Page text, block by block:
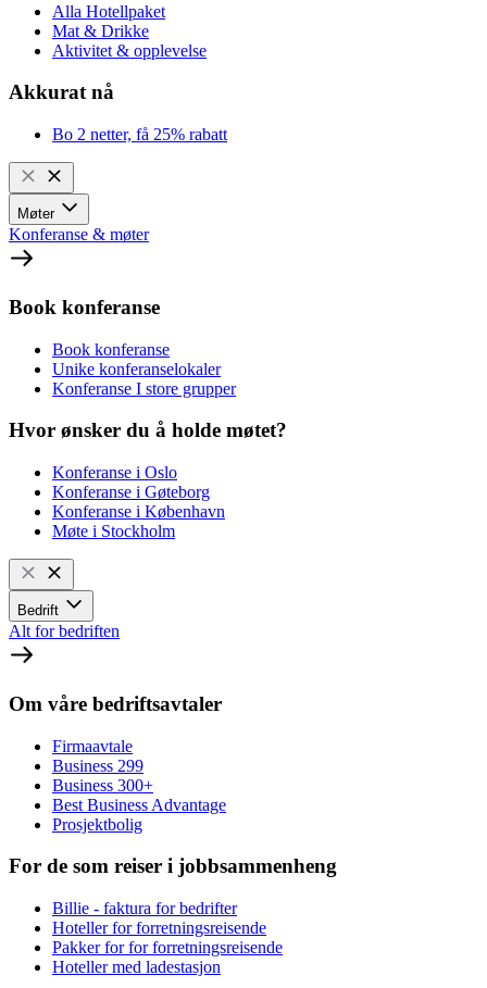
Alla Hotellpaket
Mat & Drikke
Aktivitet & opplevelse
Akkurat nå
Bo 2 netter, få 25% rabatt
Møter
Konferanse & møter
Book konferanse
Book konferanse
Unike konferanselokaler
Konferanse I store grupper
Hvor ønsker du å holde møtet?
Konferanse i Oslo
Konferanse i Gøteborg
Konferanse i København
Møte i Stockholm
Bedrift
Alt for bedriften
Om våre bedriftsavtaler
Firmaavtale
Business 299
Business 300+
Best Business Advantage
Prosjektbolig
For de som reiser i jobbsammenheng
Billie - faktura for bedrifter
Hoteller for forretningsreisende
Pakker for for forretningsreisende
Hoteller med ladestasjon